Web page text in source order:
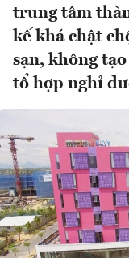
trung tâm
kế khá chật
sạn, không
tổ hợp nghỉ